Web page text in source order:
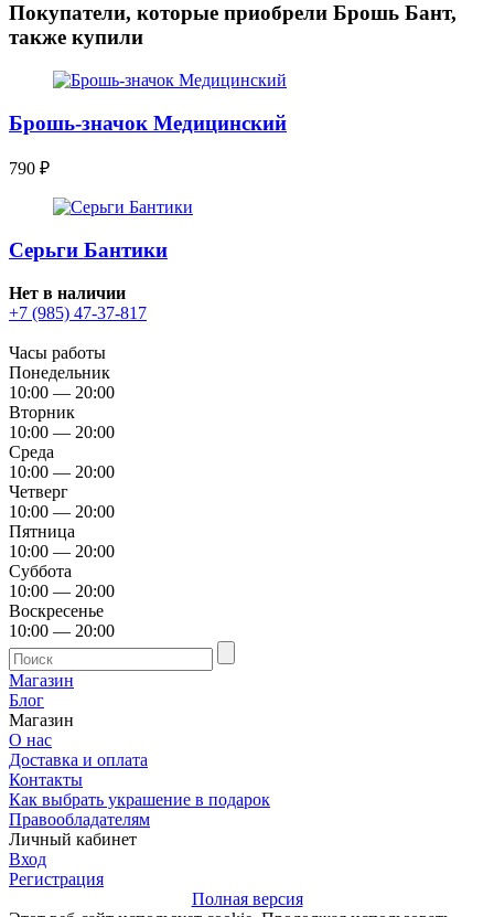
Покупатели, которые приобрели Брошь Бант,
также купили
Брошь-значок Медицинский
790 ₽
Серьги Бантики
Нет в наличии
+7 (985) 47-37-817
Часы работы
Понедельник
10:00 — 20:00
Вторник
10:00 — 20:00
Среда
10:00 — 20:00
Четверг
10:00 — 20:00
Пятница
10:00 — 20:00
Суббота
10:00 — 20:00
Воскресенье
10:00 — 20:00
Магазин
Блог
Магазин
О нас
Доставка и оплата
Контакты
Как выбрать украшение в подарок
Правообладателям
Личный кабинет
Вход
Регистрация
Полная версия